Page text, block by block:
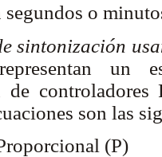
segundos o
sintonización
representan un
de
son las
(P)